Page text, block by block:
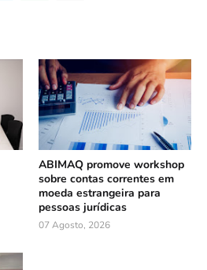
ABIMAQ promove workshop
sobre contas correntes em
moeda estrangeira para
pessoas jurídicas
07 Agosto, 2026